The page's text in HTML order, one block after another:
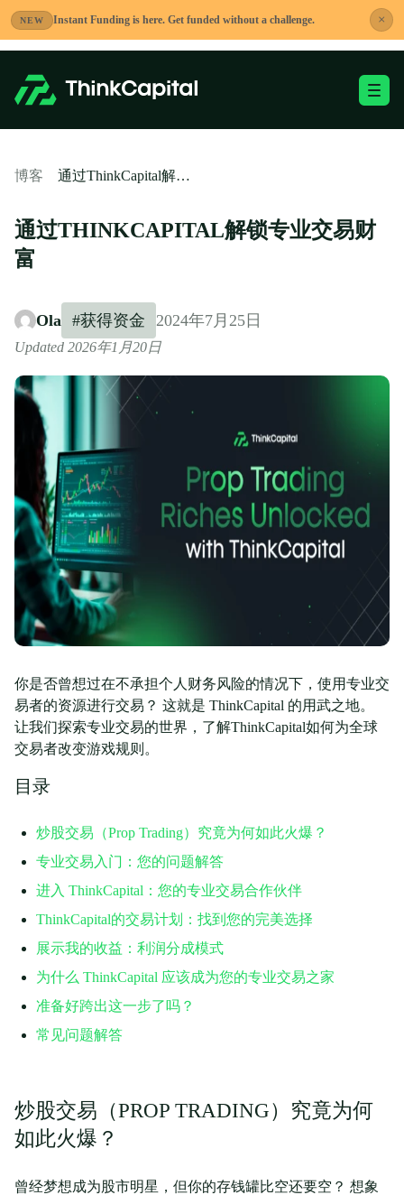
NEW Instant Funding is here. Get funded without a challenge. ×
到
内
切换移动端菜单
博客 通过ThinkCapital解锁专业交易财富
通过THINKCAPITAL解锁专业交易财
富
Ola #获得资金 2024年7月25日
Updated 2026年1月20日
你是否曾想过在不承担个人财务风险的情况下，使用专业交
易者的资源进行交易？ 这就是 ThinkCapital 的用武之地。
让我们探索专业交易的世界，了解ThinkCapital如何为全球
交易者改变游戏规则。
目录
炒股交易（Prop Trading）究竟为何如此火爆？
专业交易入门：您的问题解答
进入 ThinkCapital：您的专业交易合作伙伴
ThinkCapital的交易计划：找到您的完美选择
展示我的收益：利润分成模式
为什么 ThinkCapital 应该成为您的专业交易之家
准备好跨出这一步了吗？
常见问题解答
炒股交易（PROP TRADING）究竟为何
如此火爆？
曾经梦想成为股市明星，但你的存钱罐比空还要空？ 想象